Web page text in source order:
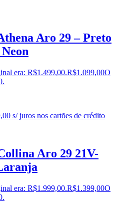
Aro 29 – Preto
era: R$1.499,00.R$1.099,00O
s/ juros nos cartões de crédito
Aro 29 21V-
era: R$1.999,00.R$1.399,00O